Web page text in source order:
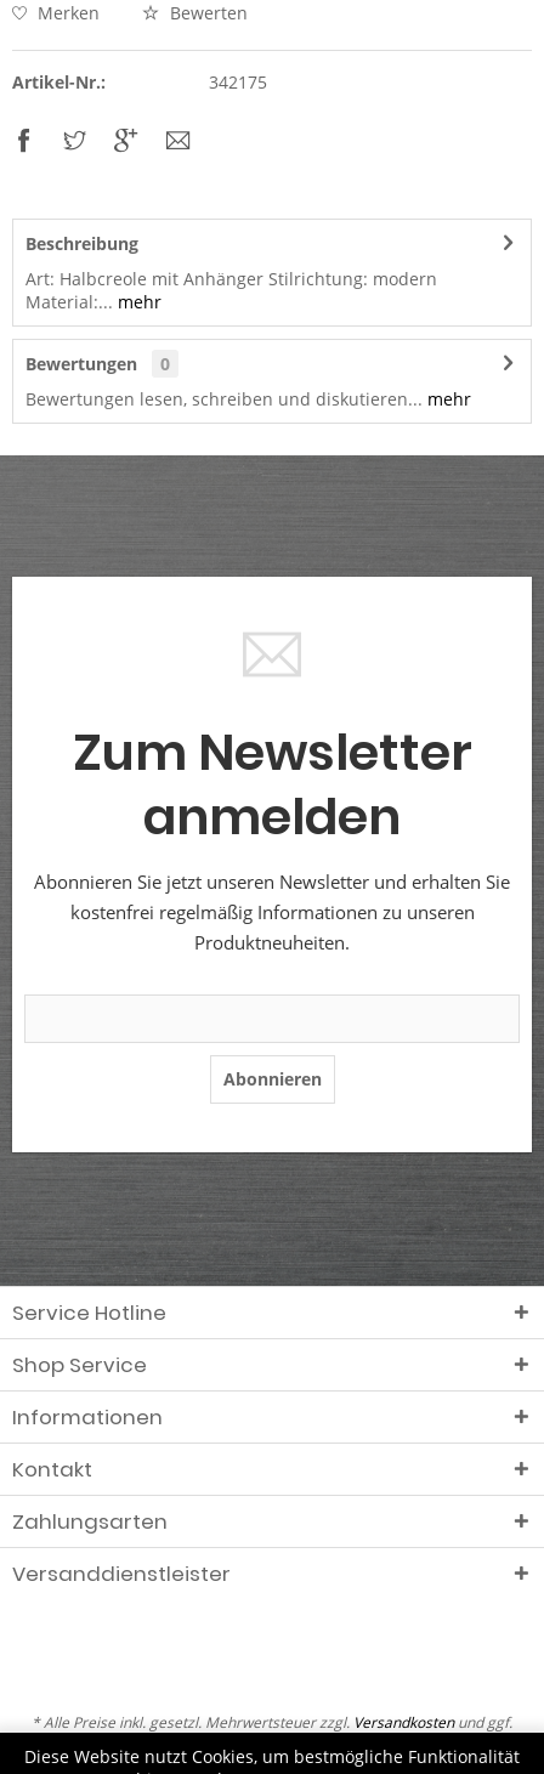
Merken Bewerten
Artikel-Nr.: 342175
Beschreibung
Art: Halbcreole mit Anhänger Stilrichtung: modern
Material:... mehr
Bewertungen
0
Bewertungen lesen, schreiben und diskutieren... mehr
Zum Newsletter
anmelden
Abonnieren Sie jetzt unseren Newsletter und erhalten Sie
kostenfrei regelmäßig Informationen zu unseren
Produktneuheiten.
Abonnieren
Service Hotline
Shop Service
Informationen
Kontakt
Zahlungsarten
Versanddienstleister
* Alle Preise inkl. gesetzl. Mehrwertsteuer zzgl. Versandkostenund ggf.
Nachnahmegebühren, wenn nicht anders beschrieben
Diese Website nutzt Cookies, um bestmögliche Funktionalität